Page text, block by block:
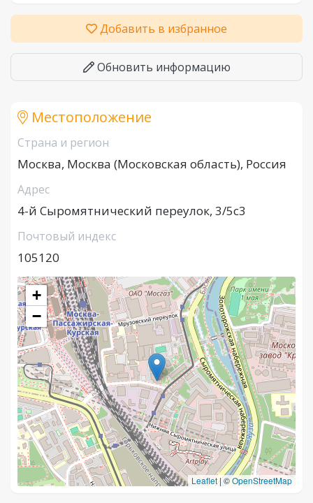
Добавить в избранное
Обновить информацию
Местоположение
Страна и регион
Москва, Москва (Московская область), Россия
Адрес
4-й Сыромятнический переулок, 3/5с3
Почтовый индекс
105120
+
−
Leaflet|©OpenStreetMap